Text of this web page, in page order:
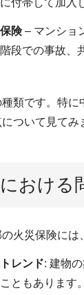
険– マンショ
段での事故、
類です。特
ついて見てみ
おける
火災保険には
レンド: 建物
ともあります